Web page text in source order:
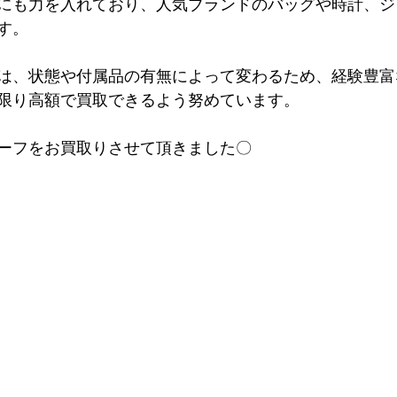
も力を入れており、人気ブランドのバッグや時計、
。
、状態や付属品の有無によって変わるため、経験豊
り高額で買取できるよう努めています。
フをお買取りさせて頂きました〇